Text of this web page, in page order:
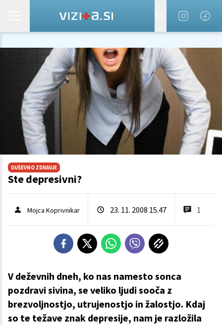
DUŠEVNO ZDRAVJE
Ste depresivni?
Mojca Koprivnikar 23. 11. 2008 15.47 1
V deževnih dneh, ko nas namesto sonca
pozdravi sivina, se veliko ljudi sooča z
brezvoljnostjo, utrujenostjo in žalostjo. Kdaj
so te težave znak depresije, nam je razložila